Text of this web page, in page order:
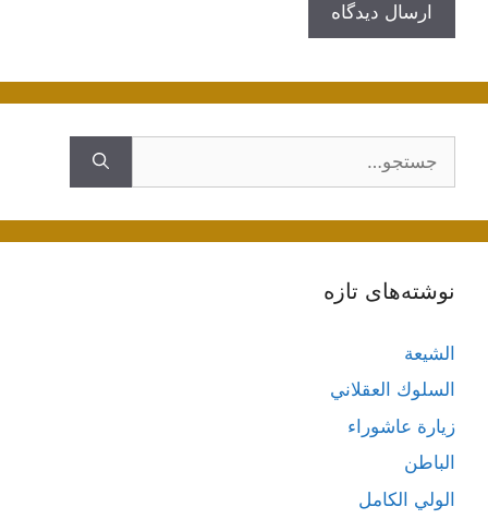
نوشته‌های تازه
الشيعة
السلوك العقلاني
زيارة عاشوراء
الباطن
الولي الكامل